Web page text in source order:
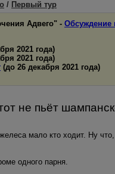
/ Первый тур
Адвего" - Обсуждение
2021 года)
2021 года)
(до 26 декабря 2021 года)
не пьёт
мало кто ходит. Ну
одного парня.